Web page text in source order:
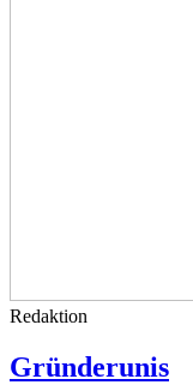
Redaktion
Gründerunis